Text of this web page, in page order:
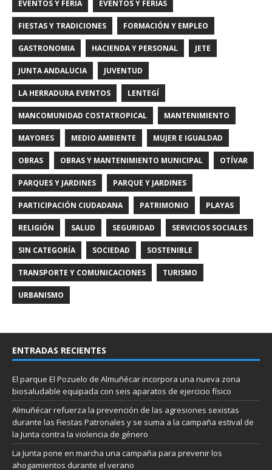
EVENTOS Y FERIA EVENTOS Y FERIAS
FIESTAS Y TRADICIONES FORMACIÓN Y EMPLEO
GASTRONOMIA HACIENDA Y PERSONAL JETE
JUNTA ANDALUCIA JUVENTUD
LA HERRADURA EVENTOS LENTEGÍ
MANCOMUNIDAD COSTATROPICAL MANTENIMIENTO
MAYORES MEDIO AMBIENTE MUJER E IGUALDAD
OBRAS OBRAS Y MANTENIMIENTO MUNICIPAL OTÍVAR
PARQUES Y JARDINES PARQUE Y JARDINES
PARTICIPACIÓN CIUDADANA PATRIMONIO PLAYAS
RELIGIÓN SALUD SEGURIDAD SERVICIOS SOCIALES
SIN CATEGORÍA SOCIEDAD SOSTENIBLE
TRANSPORTE Y COMUNICACIONES TURISMO
URBANISMO
ENTRADAS RECIENTES
El parque El Pozuelo de Almuñécar incorpora una nueva zona
biosaludable equipada con seis aparatos de ejercicio físico
Almuñécar refuerza la prevención de las agresiones sexistas
durante las Fiestas Patronales y se suma a la campaña estival de
la Junta contra la violencia de género
La Junta pone en marcha una campaña para prevenir los
ahogamientos durante el verano